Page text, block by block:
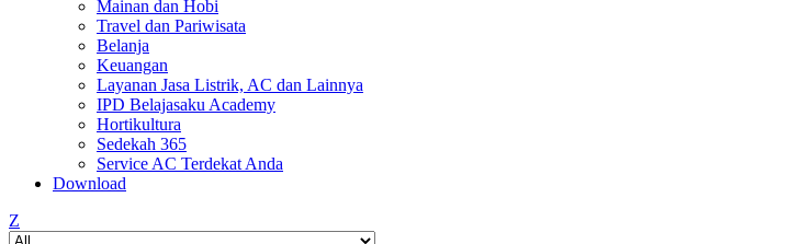
Mainan dan Hobi
Travel dan Pariwisata
Belanja
Keuangan
Layanan Jasa Listrik, AC dan Lainnya
IPD Belajasaku Academy
Hortikultura
Sedekah 365
Service AC Terdekat Anda
Download
Z